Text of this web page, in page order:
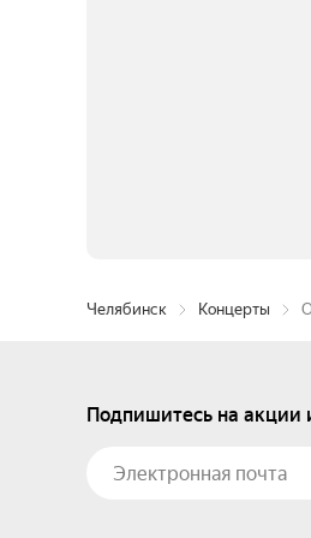
Челябинск Концерты
Подпишитесь на акции